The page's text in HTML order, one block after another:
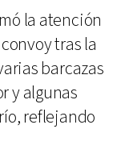
la atención
tras la
barcazas
y algunas
reflejando